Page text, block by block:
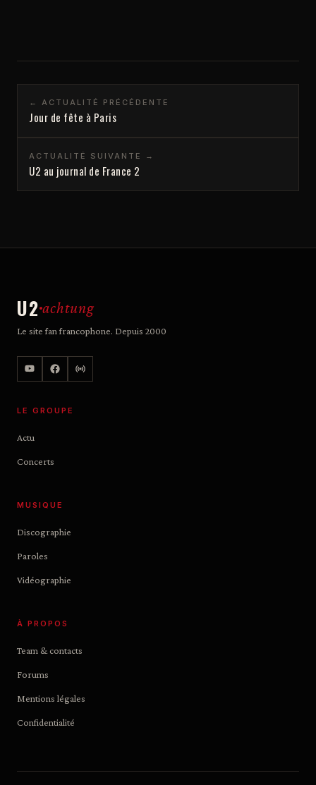
← ACTUALITÉ PRÉCÉDENTE
Jour de fête à Paris
ACTUALITÉ SUIVANTE →
U2 au journal de France 2
U2 achtung
Le site fan francophone. Depuis 2000
LE GROUPE
Actu
Concerts
MUSIQUE
Discographie
Paroles
Vidéographie
À PROPOS
Team & contacts
Forums
Mentions légales
Confidentialité